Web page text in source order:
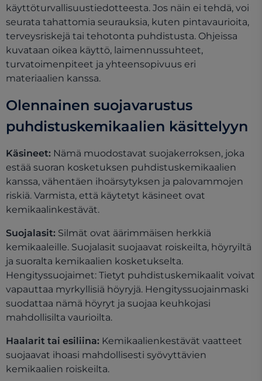
käyttöturvallisuustiedotteesta. Jos näin ei tehdä, voi
seurata tahattomia seurauksia, kuten pintavaurioita,
terveysriskejä tai tehotonta puhdistusta. Ohjeissa
kuvataan oikea käyttö, laimennussuhteet,
turvatoimenpiteet ja yhteensopivuus eri
materiaalien kanssa.
Olennainen suojavarustus
puhdistuskemikaalien käsittelyyn
Käsineet: Nämä muodostavat suojakerroksen, joka
estää suoran kosketuksen puhdistuskemikaalien
kanssa, vähentäen ihoärsytyksen ja palovammojen
riskiä. Varmista, että käytetyt käsineet ovat
kemikaalinkestävät.
Suojalasit: Silmät ovat äärimmäisen herkkiä
kemikaaleille. Suojalasit suojaavat roiskeilta, höyryiltä
ja suoralta kemikaalien kosketukselta.
Hengityssuojaimet: Tietyt puhdistuskemikaalit voivat
vapauttaa myrkyllisiä höyryjä. Hengityssuojainmaski
suodattaa nämä höyryt ja suojaa keuhkojasi
mahdollisilta vaurioilta.
Haalarit tai esiliina: Kemikaalienkestävät vaatteet
suojaavat ihoasi mahdollisesti syövyttävien
kemikaalien roiskeilta.